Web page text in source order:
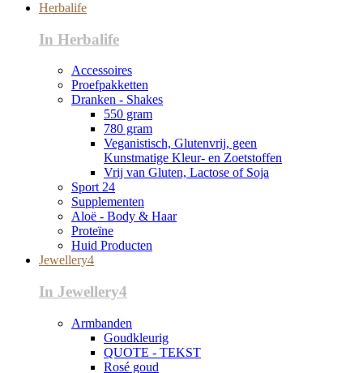
Herbalife
In Herbalife
Accessoires
Proefpakketten
Dranken - Shakes
550 gram
780 gram
Veganistisch, Glutenvrij, geen
Kunstmatige Kleur- en Zoetstoffen
Vrij van Gluten, Lactose of Soja
Sport 24
Supplementen
Aloë - Body & Haar
Proteïne
Huid Producten
Jewellery4
In Jewellery4
Armbanden
Goudkleurig
QUOTE - TEKST
Rosé goud